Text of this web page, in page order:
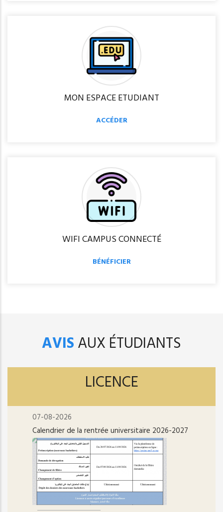
MON ESPACE ETUDIANT
ACCÉDER
WIFI CAMPUS CONNECTÉ
BÉNÉFICIER
AVISAUX ÉTUDIANTS
LICENCE
07-08-2026
Calendrier de la rentrée universitaire 2026-2027